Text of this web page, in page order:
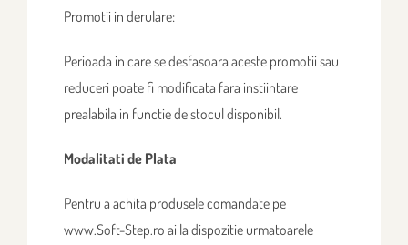
Promotii in derulare:
Perioada in care se desfasoara aceste promotii sau
reduceri poate fi modificata fara instiintare
prealabila in functie de stocul disponibil.
Modalitati de Plata
Pentru a achita produsele comandate pe
www.Soft-Step.ro ai la dispozitie urmatoarele